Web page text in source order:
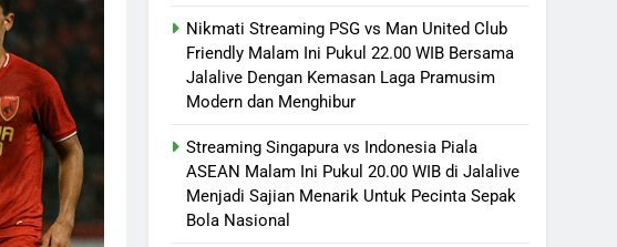
Nikmati Streaming PSG vs Man United Club
Friendly Malam Ini Pukul 22.00 WIB Bersama
Jalalive Dengan Kemasan Laga Pramusim
Modern dan Menghibur
Streaming Singapura vs Indonesia Piala
ASEAN Malam Ini Pukul 20.00 WIB di Jalalive
Menjadi Sajian Menarik Untuk Pecinta Sepak
Bola Nasional